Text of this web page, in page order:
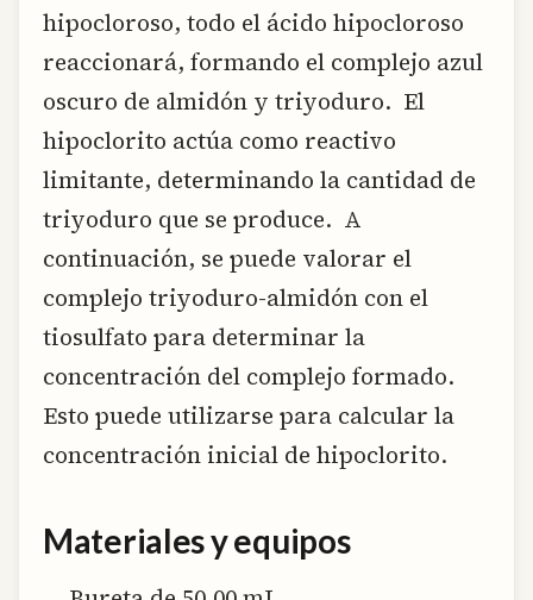
hipocloroso, todo el ácido hipocloroso
reaccionará, formando el complejo azul
oscuro de almidón y triyoduro. El
hipoclorito actúa como reactivo
limitante, determinando la cantidad de
triyoduro que se produce. A
continuación, se puede valorar el
complejo triyoduro-almidón con el
tiosulfato para determinar la
concentración del complejo formado.
Esto puede utilizarse para calcular la
concentración inicial de hipoclorito.
Materiales y equipos